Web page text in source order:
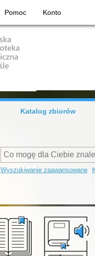
Pomoc Konto
Katalog zbiorów
Wyszukiwanie zaawansowane